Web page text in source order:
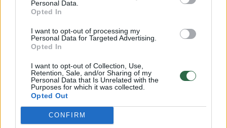
Personal Data.
Opted In
I want to opt-out of processing my
Personal Data for Targeted Advertising.
Opted In
I want to opt-out of Collection, Use,
Retention, Sale, and/or Sharing of my
Personal Data that Is Unrelated with the
Purposes for which it was collected.
Opted Out
CONFIRM
pietinę miesto dalį skubėjo specialiosios
tarnybos.